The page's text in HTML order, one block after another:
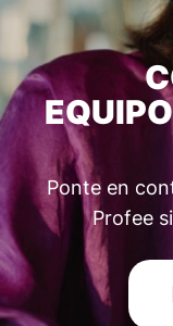
Ponte en
Profee